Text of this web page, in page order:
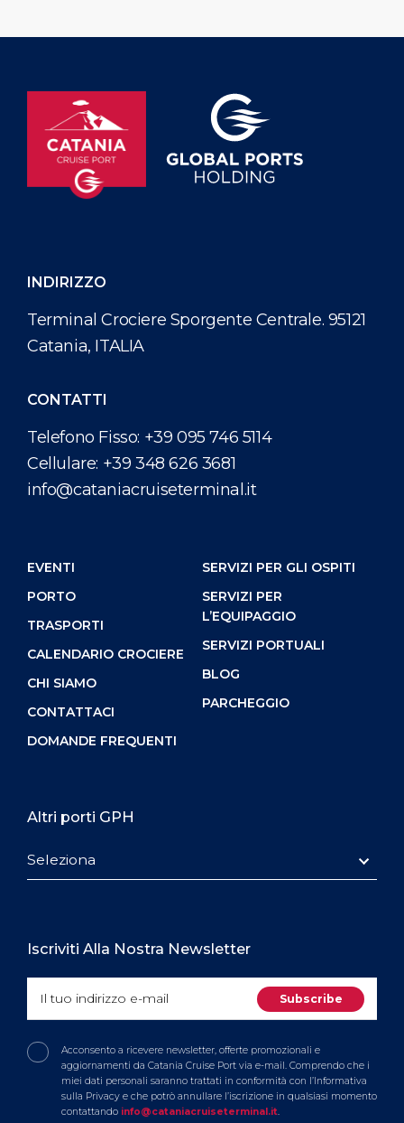
INDIRIZZO
Terminal Crociere Sporgente Centrale. 95121
Catania, ITALIA
CONTATTI
Telefono Fisso: +39 095 746 5114
Cellulare: +39 348 626 3681
info@cataniacruiseterminal.it
EVENTI
PORTO
TRASPORTI
CALENDARIO CROCIERE
CHI SIAMO
CONTATTACI
DOMANDE FREQUENTI
SERVIZI PER GLI OSPITI
SERVIZI PER
L’EQUIPAGGIO
SERVIZI PORTUALI
BLOG
PARCHEGGIO
Altri porti GPH
Seleziona
Iscriviti Alla Nostra Newsletter
Acconsento a ricevere newsletter, offerte promozionali e
aggiornamenti da Catania Cruise Port via e-mail. Comprendo che i
miei dati personali saranno trattati in conformità con l’Informativa
sulla Privacy e che potrò annullare l’iscrizione in qualsiasi momento
contattando info@cataniacruiseterminal.it.